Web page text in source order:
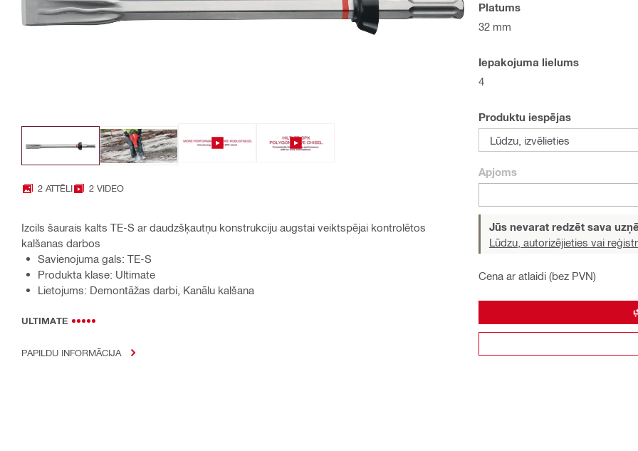
2 ATTĒLI 2 VIDEO
Izcils šaurais kalts TE-S ar daudzšķautņu konstrukciju augstai veiktspējai kontrolētos
kalšanas darbos
Savienojuma gals: TE-S
Produkta klase: Ultimate
Lietojums: Demontāžas darbi, Kanālu kalšana
ULTIMATE
PAPILDU INFORMĀCIJA
Platums
32 mm
Iepakojuma lielums
4
Produktu iespējas
Lūdzu, izvēlieties
Apjoms
Jūs nevarat redzēt sava
Lūdzu, autorizējieties vai
Cena ar atlaidi (bez PVN)